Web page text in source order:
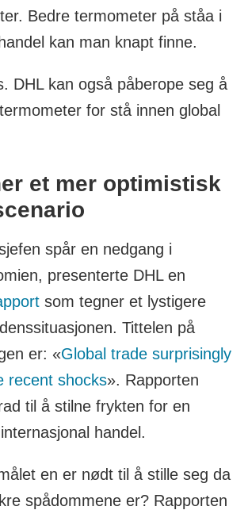
Bedre termometer på ståa i
kan man knapt finne.
DHL kan også påberope seg å
for stå innen global
et mer optimistisk
spår en nedgang i
presenterte DHL en
som tegner et lystigere
Tittelen på
er: «Global trade surprisingly
recent shocks». Rapporten
til å stilne frykten for en
handel.
en er nødt til å stille seg da
spådommene er? Rapporten